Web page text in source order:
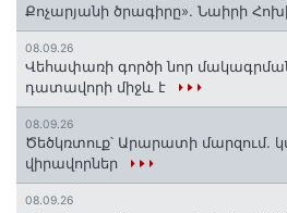
Քոչարյանի ծրագիրը». Նաիրի
08.09.26
Վեհափառի գործի նոր մակագրման
դատավորի միջև է
08.09.26
Ծեծկռտուք՝ Արարատի մարզում.
վիրավորներ
08.09.26